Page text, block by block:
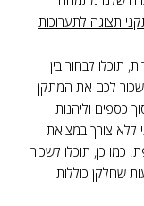
תצוגה לתערוכות
תוכלו לבחור בין
לכם את המתקן
כספים וליהנות
ללא צורך במציאת
כמו כן, תוכלו לשכור
שחלקן כוללות